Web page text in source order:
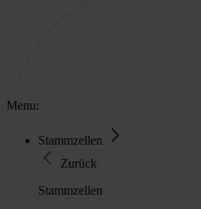
Menu:
Stammzellen
Zurück
Stammzellen